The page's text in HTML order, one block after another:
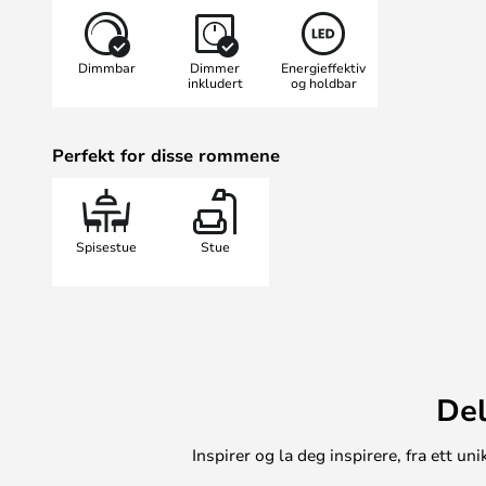
behagelig lys som er ideelt for
avslappende stunder med familie
sofistikerte designen gjør den til
bare er en lyskilde, men også et
skape den perfekte atmosfæren..
Dimmbar
Dimmer
inkludert
Energieffektiv
og holdbar
Perfekt for disse rommene
Spisestue Stue
Inspirer og la deg inspirere, fra ett